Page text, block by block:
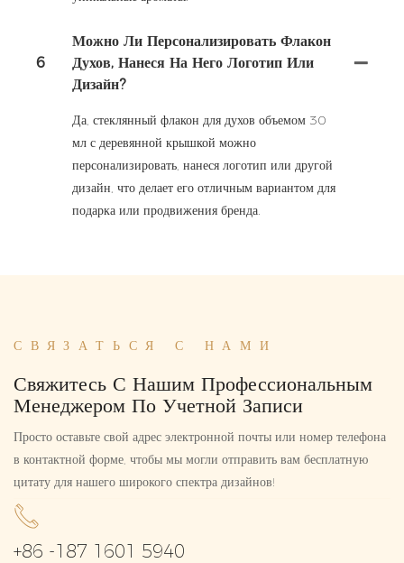
6
Можно Ли Персонализировать Флакон
Духов, Нанеся На Него Логотип Или
Дизайн?
Да, стеклянный флакон для духов объемом 30
мл с деревянной крышкой можно
персонализировать, нанеся логотип или другой
дизайн, что делает его отличным вариантом для
подарка или продвижения бренда.
СВЯЗАТЬСЯ С НАМИ
Свяжитесь С Нашим Профессиональным
Менеджером По Учетной Записи
Просто оставьте свой адрес электронной почты или номер телефона
в контактной форме, чтобы мы могли отправить вам бесплатную
цитату для нашего широкого спектра дизайнов!
+86 -187 1601 5940